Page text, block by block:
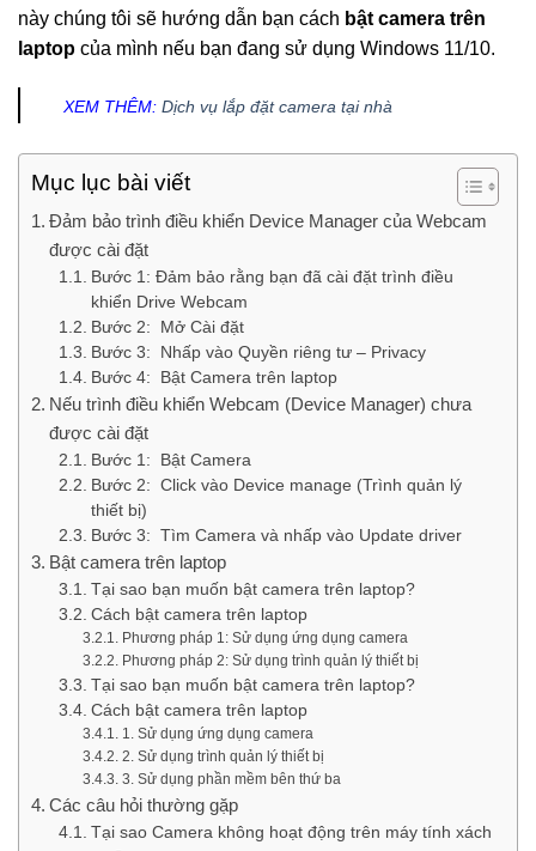
này chúng tôi sẽ hướng dẫn bạn cách bật camera trên
laptop của mình nếu bạn đang sử dụng Windows 11/10.
XEM THÊM: Dịch vụ lắp đặt camera tại nhà
Mục lục bài viết
Đảm bảo trình điều khiển Device Manager của Webcam
được cài đặt
Bước 1: Đảm bảo rằng bạn đã cài đặt trình điều
khiển Drive Webcam
Bước 2: Mở Cài đặt
Bước 3: Nhấp vào Quyền riêng tư – Privacy
Bước 4: Bật Camera trên laptop
Nếu trình điều khiển Webcam (Device Manager) chưa
được cài đặt
Bước 1: Bật Camera
Bước 2: Click vào Device manage (Trình quản lý
thiết bị)
Bước 3: Tìm Camera và nhấp vào Update driver
Bật camera trên laptop
Tại sao bạn muốn bật camera trên laptop?
Cách bật camera trên laptop
Phương pháp 1: Sử dụng ứng dụng camera
Phương pháp 2: Sử dụng trình quản lý thiết bị
Tại sao bạn muốn bật camera trên laptop?
Cách bật camera trên laptop
1. Sử dụng ứng dụng camera
2. Sử dụng trình quản lý thiết bị
3. Sử dụng phần mềm bên thứ ba
Các câu hỏi thường gặp
Tại sao Camera không hoạt động trên máy tính xách